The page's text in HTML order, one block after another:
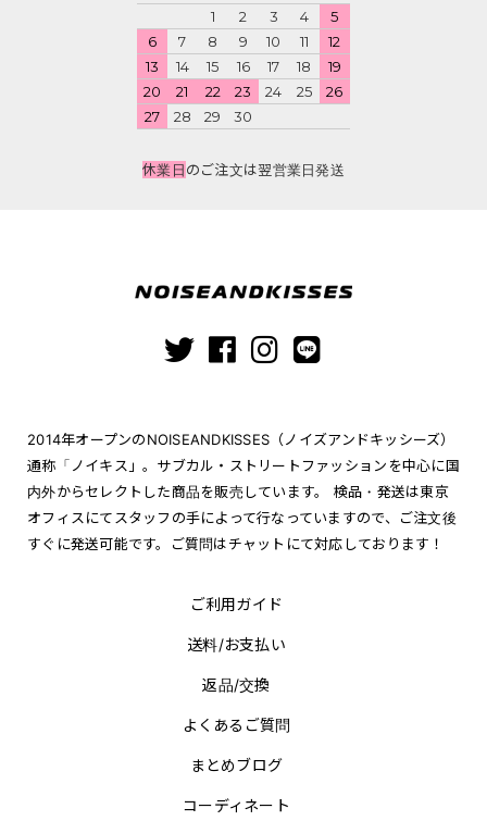
1
2 3 4
5
6
7 8 9 10 11
12
13
14 15 16 17 18
19
20
21 22 23 24 25
26
27
28 29 30
休業日のご注文は翌営業日発送
2014年オープンのNOISEANDKISSES（ノイズアンドキッシーズ）
通称「ノイキス」。サブカル・ストリートファッションを中心に国
内外からセレクトした商品を販売しています。 検品・発送は東京
オフィスにてスタッフの手によって行なっていますので、ご注文後
すぐに発送可能です。ご質問はチャットにて対応しております！
ご利用ガイド
送料/お支払い
返品/交換
よくあるご質問
まとめブログ
コーディネート